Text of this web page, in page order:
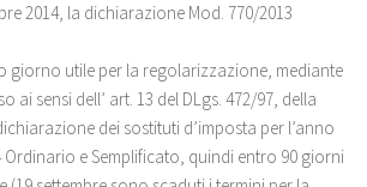
2014, la dichiarazione Mod. 770/2013
giorno utile per la regolarizzazione, mediante
ai sensi dell’ art. 13 del DLgs. 472/97, della
dei sostituti d’imposta per l’anno
Ordinario e Semplificato, quindi entro 90 giorni